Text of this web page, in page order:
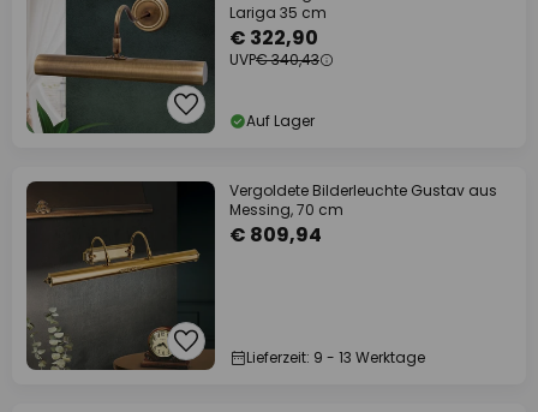
Lariga 35 cm
€ 322,90
UVP€ 340,43
Auf Lager
Vergoldete Bilderleuchte Gustav aus
Messing, 70 cm
€ 809,94
Lieferzeit: 9 - 13 Werktage